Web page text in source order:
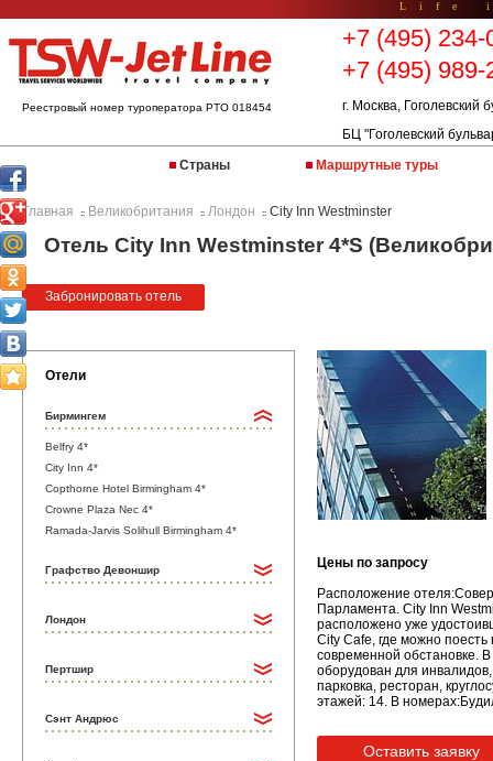
Life
Реестровый номер туроператора РТО 018454
+7 (495) 234-
+7 (495) 989-
г. Москва, Гоголевский
БЦ "Гоголевский
Страны
Маршрутные туры
Главная :: Великобритания :: Лондон :: City Inn Westminster
Отель City Inn Westminster 4*S
Забронировать отель
Отели
Бирмингем
Belfry 4*
City Inn 4*
Copthorne Hotel Birmingham 4*
Crowne Plaza Nec 4*
Ramada-Jarvis Solihull Birmingham 4*
Графство Девоншир
Лондон
Пертшир
Сэнт Андрюс
Цены по запросу
Расположение
Парламента. City Inn
расположено уже
City Cafe, где можно
современной обстановке.
оборудован для
парковка, ресторан,
этажей: 14. В
Оставить заявку